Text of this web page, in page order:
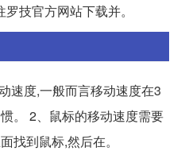
技官方网站下载并。
速度,一般而言移动速度在3
。 2、鼠标的移动速度需要
找到鼠标,然后在。